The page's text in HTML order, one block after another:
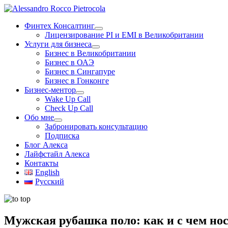
Skip
contentФинтех Консалтинг
Лицензирование PI и EMI в Великобритании
Услуги для бизнеса
Бизнес в Великобритании
Бизнес в ОАЭ
Бизнес в Сингапуре
Бизнес в Гонконге
Бизнес-ментор
Wake Up Call
Check Up Call
Обо мне
Забронировать консультацию
Подписка
Блог Алекса
Лайфстайл Алекса
Контакты
English
Русский
Мужская рубашка поло: как и с чем